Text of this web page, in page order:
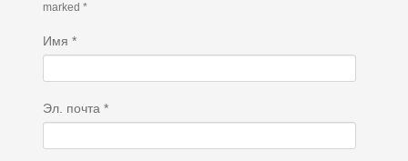
marked *
Имя *
Эл. почта *